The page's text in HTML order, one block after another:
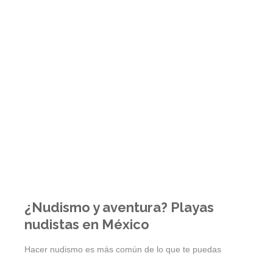
¿Nudismo y aventura? Playas
nudistas en México
Hacer nudismo es más común de lo que te puedas